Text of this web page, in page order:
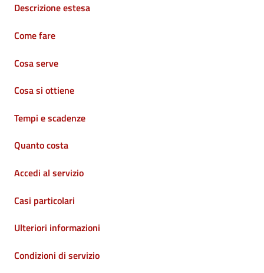
Descrizione estesa
Come fare
Cosa serve
Cosa si ottiene
Tempi e scadenze
Quanto costa
Accedi al servizio
Casi particolari
Ulteriori informazioni
Condizioni di servizio